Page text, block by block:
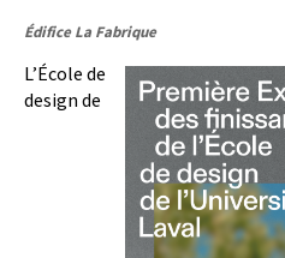
Édifice La Fabrique
L’École de
design de